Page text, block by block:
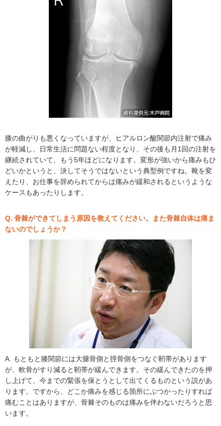
膝の曲がりも悪くなっていますが、ヒアルロン酸関節内注射で痛み
が軽減し、日常生活に問題ない程度となり、その後も月1回の注射を
継続されていて、もう5年ほどになります。変形が強いから痛みもひ
どいかというと、決してそうではないという典型例ですね。靴を変
えたり、お仕事を辞められてからは痛みが緩和されるというような
ケースもあったりします。
Q. 骨棘ができてしまう原因を教えてください。また骨棘自体は痛ま
ないのでしょうか？
A. もともと膝関節には大腿骨側と脛骨側をつなぐ靭帯があります
が、軟骨がすり減ると靭帯が緩んできます。その緩んできたのを押
し上げて、今までの緊張を保とうとして出てくるものという説があ
ります。ですから、どこか痛みを感じる箇所にぶつかったりすれば
痛むことはありますが、骨棘そのものは痛みを伴わないだろうと思
います。